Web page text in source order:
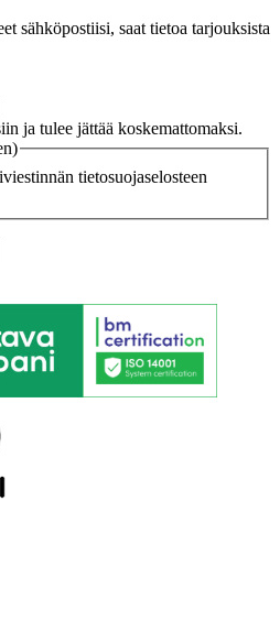
sähköpostiisi, saat tietoa tarjouksista
ja tulee jättää koskemattomaksi.
tietosuojaselosteen